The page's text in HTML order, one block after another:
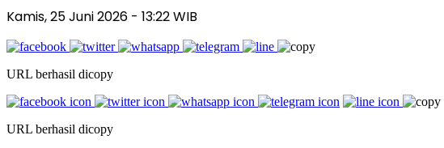
Kamis, 25 Juni 2026 - 13:22 WIB
URL berhasil dicopy
URL berhasil dicopy